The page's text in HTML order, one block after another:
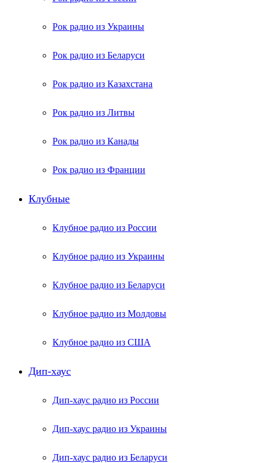
Рок радио из Украины
Рок радио из Беларуси
Рок радио из Казахстана
Рок радио из Литвы
Рок радио из Канады
Рок радио из Франции
Клубные
Клубное радио из России
Клубное радио из Украины
Клубное радио из Беларуси
Клубное радио из Молдовы
Клубное радио из США
Дип-хаус
Дип-хаус радио из России
Дип-хаус радио из Украины
Дип-хаус радио из Беларуси